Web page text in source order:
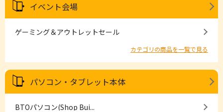
イベント会場
ゲーミング＆アウトレットセール
カテゴリの商品を一覧で見る
パソコン・タブレット本体
BTOパソコン(Shop Bui...